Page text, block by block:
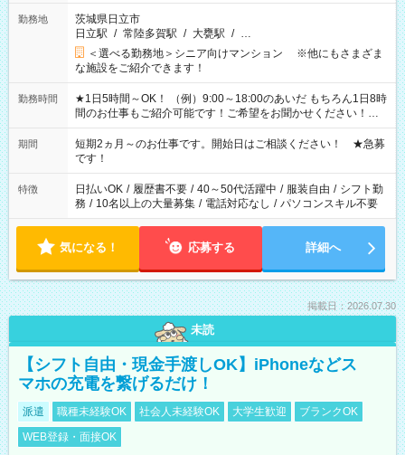
勤務地
茨城県日立市
日立駅 / 常陸多賀駅 / 大甕駅 / …
＜選べる勤務地＞シニア向けマンション ※他にもさまざま
な施設をご紹介できます！
勤務時間
★1日5時間～OK！ （例）9:00～18:00のあいだ もちろん1日8時
間のお仕事もご紹介可能です！ご希望をお聞かせください！★
家庭の都合でお休みが必要な場合も遠慮なくご相談ください。
※週最低15時間以上の勤務が必要です
期間
短期2ヵ月～のお仕事です。開始日はご相談ください！ ★急募
です！
特徴 日払いOK / 履歴書不要 / 40～50代活躍中 / 服装自由 / シフト勤
務 / 10名以上の大量募集 / 電話対応なし / パソコンスキル不要
気になる！ 応募する 詳細へ
掲載日：2026.07.30
未読
【シフト自由・現金手渡しOK】iPhoneなどス
マホの充電を繋げるだけ！
派遣 職種未経験OK 社会人未経験OK 大学生歓迎
ブランクOK
WEB登録・面接OK